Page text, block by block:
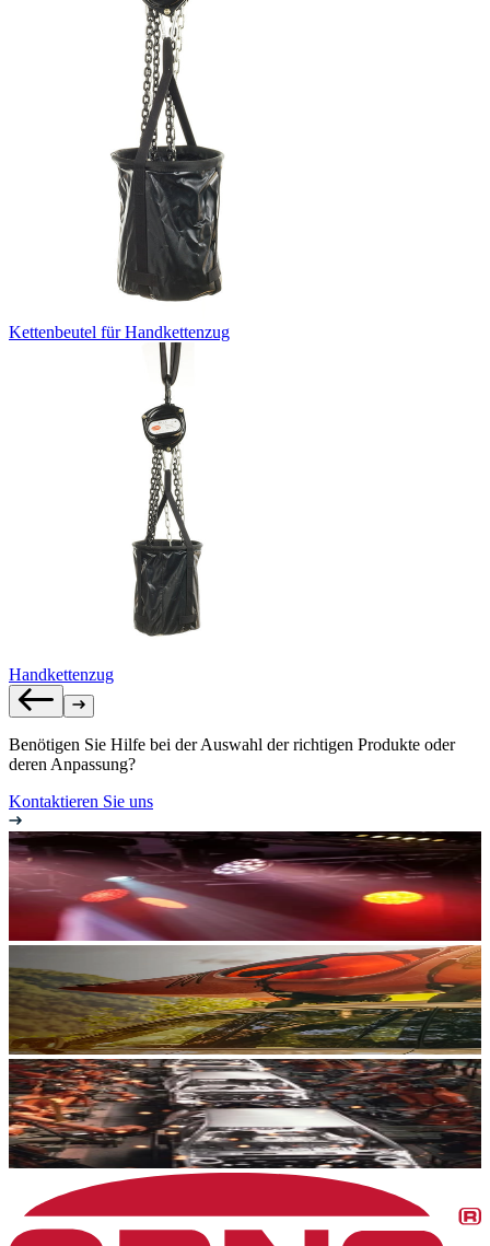
Kettenbeutel für Handkettenzug
Handkettenzug
Benötigen Sie Hilfe bei der Auswahl der richtigen Produkte oder
deren Anpassung?
Kontaktieren Sie uns